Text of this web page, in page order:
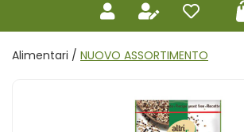
Alimentari / NUOVO ASSORTIMENTO